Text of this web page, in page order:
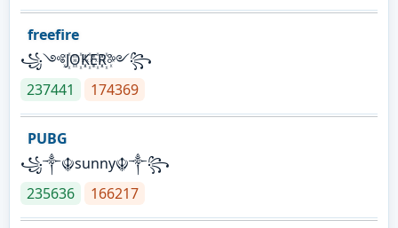
freefire
꧁༺J꙰O꙰K꙰E꙰R꙰༻꧂
237441
174369
PUBG
꧁༒☬sunny☬༒꧂
235636
166217